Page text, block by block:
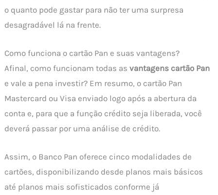
o quanto pode gastar para não ter uma surpresa
desagradável lá na frente.
Como funciona o cartão Pan e suas vantagens?
Afinal, como funcionam todas asvantagens cartão Pan
e vale a pena investir? Em resumo, o cartão Pan
Mastercard ou Visa enviado logo após a abertura da
conta e, para que a função crédito seja liberada, você
deverá passar por uma análise de crédito.
Assim, o Banco Pan oferece cinco modalidades de
cartões, disponibilizando desde planos mais básicos
até planos mais sofisticados conforme já